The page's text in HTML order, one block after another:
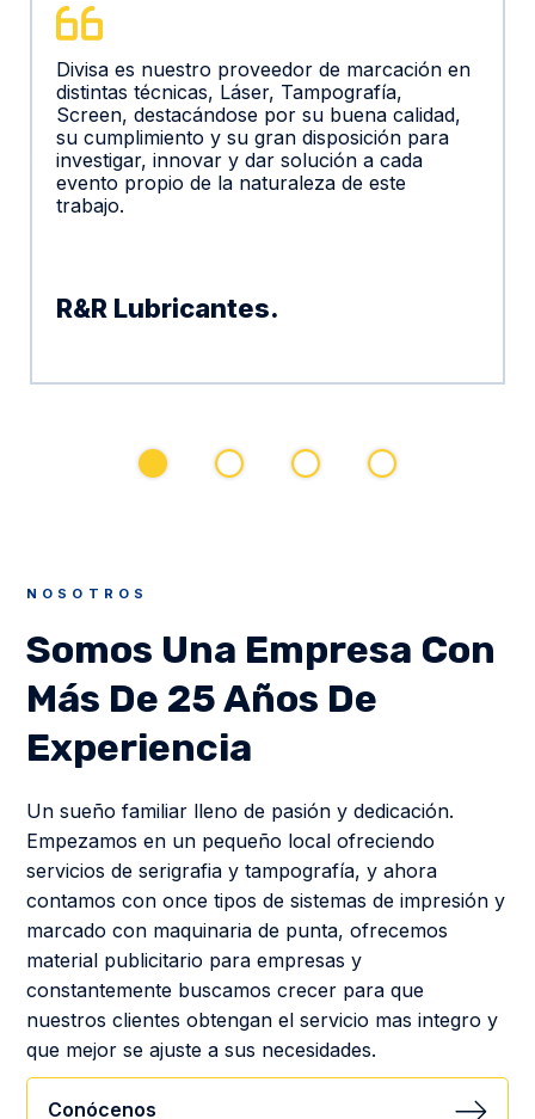
Divisa es nuestro proveedor de marcación en
distintas técnicas, Láser, Tampografía,
Screen, destacándose por su buena calidad,
su cumplimiento y su gran disposición para
investigar, innovar y dar solución a cada
evento propio de la naturaleza de este
trabajo.
R&R Lubricantes.
NOSOTROS
Somos Una Empresa Con
Más De 25 Años De
Experiencia
Un sueño familiar lleno de pasión y dedicación.
Empezamos en un pequeño local ofreciendo
servicios de serigrafia y tampografía, y ahora
contamos con once tipos de sistemas de impresión y
marcado con maquinaria de punta, ofrecemos
material publicitario para empresas y
constantemente buscamos crecer para que
nuestros clientes obtengan el servicio mas integro y
que mejor se ajuste a sus necesidades.
Conócenos